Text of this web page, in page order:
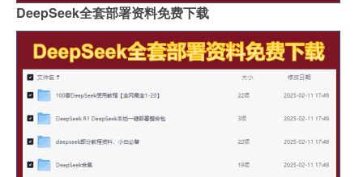
DeepSeek全套部署资料免费下载